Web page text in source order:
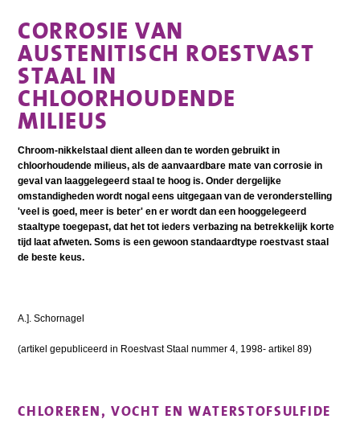
CORROSIE VAN
AUSTENITISCH ROESTVAST
STAAL IN
CHLOORHOUDENDE
MILIEUS
Chroom-nikkelstaal dient alleen dan te worden gebruikt in
chloorhoudende milieus, als de aanvaardbare mate van corrosie in
geval van laaggelegeerd staal te hoog is. Onder dergelijke
omstandigheden wordt nogal eens uitgegaan van de veronderstelling
'veel is goed, meer is beter' en er wordt dan een hooggelegeerd
staaltype toegepast, dat het tot ieders verbazing na betrekkelijk korte
tijd laat afweten. Soms is een gewoon standaardtype roestvast staal
de beste keus.
A.]. Schornagel
(artikel gepubliceerd in Roestvast Staal nummer 4, 1998- artikel 89)
CHLOREREN, VOCHT EN WATERSTOFSULFIDE